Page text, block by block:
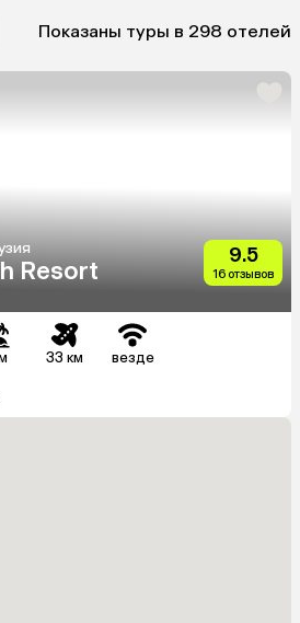
Показаны туры в 298 отелей
Resort
9.5
16 отзывов
33 км везде